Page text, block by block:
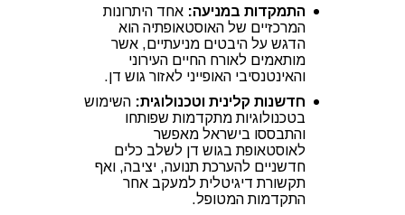
התמקדות במניעה: אחד היתרונות
המרכזיים של האוסטאופתיה הוא
הדגש על היבטים מניעתיים, אשר
מותאמים לאורח החיים העירוני
והאינטנסיבי האופייני לאזור גוש דן.
חדשנות קלינית וטכנולוגית: השימוש
בטכנולוגיות מתקדמות שפותחו
והתבססו בישראל מאפשר
לאוסטאופת בגוש דן לשלב כלים
חדשניים להערכת תנועה, יציבה, ואף
תקשורת דיגיטלית למעקב אחר
התקדמות המטופל.